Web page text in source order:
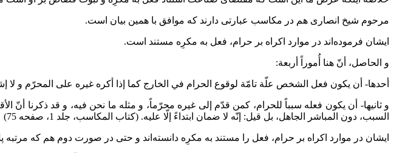
مرحوم شیخ انصاری هم در مکاسب عبارتی دارند که موافق با همین بیان است.
ایشان فرموده‌اند در موارد اکراه بر حرام، فعل به مکرِه مستند است.
و الحاصل، أنّ هنا أُموراً أربعة:
أحدها- أن يكون فعل الشخص علّة تامّة لوقوع الحرام في الخارج كما إذا أكره غيره على المحرّم و
و ثانيها- أن يكون فعله سبباً للحرام، كمن قدّم إلى غيره محرّماً، و مثله ما نحن فيه، و قد ذكرنا أنّ
السبب، دون المباشر الجاهل، بل قيل: إنّه لا ضمان ابتداءً إلّا عليه. (کتاب المکاسب، جلد 1، صفحه 75)
ایشان در موارد اکراه بر حرام، فعل را مستند به مکرِه دانسته‌اند و حتی در صورت دوم هم که